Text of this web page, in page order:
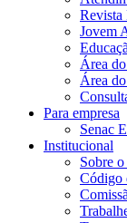
Revista
Jovem
Área
Área
Para empresa
Senac
Institucional
Sobre
Código